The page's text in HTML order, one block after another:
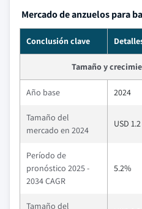
Mercado de anzuelos para
Conclusión clave
Tamaño y
Año base 2024
Tamaño del
mercado en 2024
USD
Período de
pronóstico 2025 -
2034 CAGR
5.2%
Tamaño del